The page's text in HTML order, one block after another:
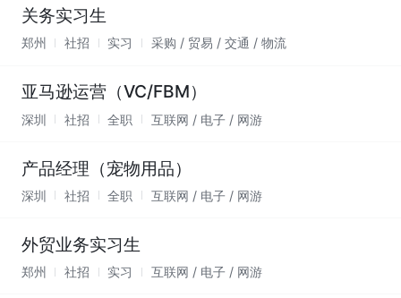
关务实习生
郑州 社招 实习 采购 / 贸易 / 交通 / 物流
亚马逊运营（VC/FBM）
深圳 社招 全职 互联网 / 电子 / 网游
产品经理（宠物用品）
深圳 社招 全职 互联网 / 电子 / 网游
外贸业务实习生
郑州 社招 实习 互联网 / 电子 / 网游